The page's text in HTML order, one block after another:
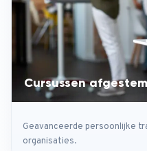
Cursussen
Geavanceerde persoonlijke
organisaties.